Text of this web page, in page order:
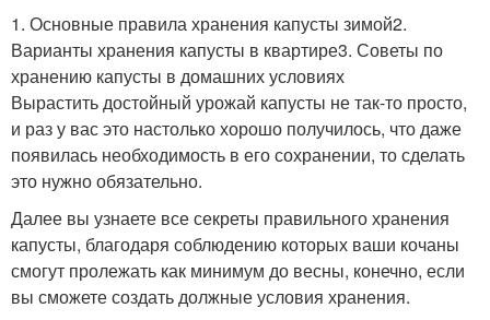
1. Основные правила хранения капусты зимой2.
Варианты хранения капусты в квартире3. Советы по
хранению капусты в домашних условиях
Вырастить достойный урожай капусты не так-то просто,
и раз у вас это настолько хорошо получилось, что даже
появилась необходимость в его сохранении, то сделать
это нужно обязательно.
Далее вы узнаете все секреты правильного хранения
капусты, благодаря соблюдению которых ваши кочаны
смогут пролежать как минимум до весны, конечно, если
вы сможете создать должные условия хранения.